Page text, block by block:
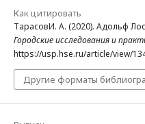
Как цитировать
ТарасовИ. А. (2020). Адольф
Городские исследования и
https://usp.hse.ru/article/view/
Другие форматы